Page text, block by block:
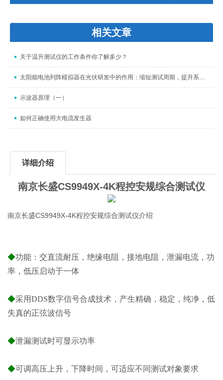
相关文章
关于温升测试仪的工作条件你了解多少？
太阳能电池列阵模拟器在光伏研发中的作用：缩短测试周期，提升系统可靠性
示波器原理（一）
如何正确使用大电流发生器
详细介绍
南京长盛CS9949X-4K程控安规综合测试仪
南京长盛CS9949X-4K程控安规综合测试仪介绍
◆功能：交直流耐压，绝缘电阻，接地电阻，泄漏电流，功
率，低压启动于一体
◆采用DDS数字信号合成技术，产生精确，稳定，纯净，低
失真的正弦波信号
◆泄漏测试时可显示功率
◆可调高压上升，下降时间，可适应不同测试对象要求